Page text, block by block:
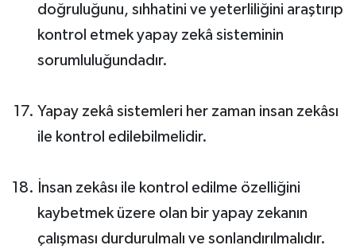
doğruluğunu, sıhhatini ve yeterliliğini araştırıp
kontrol etmek yapay zekâ sisteminin
sorumluluğundadır.
Yapay zekâ sistemleri her zaman insan zekâsı
ile kontrol edilebilmelidir.
İnsan zekâsı ile kontrol edilme özelliğini
kaybetmek üzere olan bir yapay zekanın
çalışması durdurulmalı ve sonlandırılmalıdır.